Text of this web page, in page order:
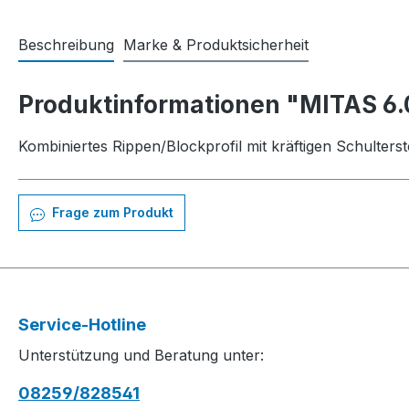
Beschreibung Marke & Produktsicherheit
Produktinformationen "MITAS
Kombiniertes Rippen/Blockprofil mit kräftigen
Frage zum Produkt
Service-Hotline
Unterstützung und Beratung unter:
08259/828541